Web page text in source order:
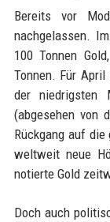
Bereits vor
nachgelassen.
100 Tonnen
Tonnen. Für
der niedrigsten
(abgesehen von
Rückgang auf
weltweit neue
notierte Gold
Doch auch